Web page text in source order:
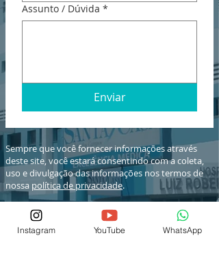
Assunto / Dúvida *
Enviar
Sempre que você fornecer informações através
deste site, você estará consentindo com a coleta,
uso e divulgação das informações nos termos de
nossa política de privacidade.
Instagram YouTube WhatsApp